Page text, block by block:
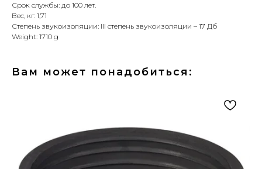
Срок службы: до 100 лет.
Вес, кг: 1,71
Степень звукоизоляции: III степень звукоизоляции – 17 Дб
Weight: 1710 g
Вам может понадобиться: